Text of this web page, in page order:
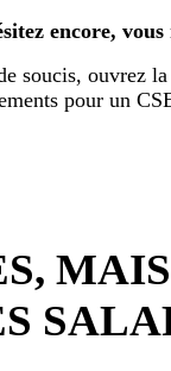
encore,
soucis, ouvrez
pour un